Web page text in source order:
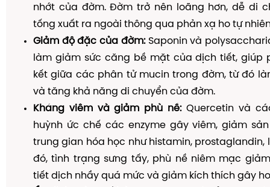
nhớt của đờm. Đờm trở nên loãng hơn, dễ di
tống xuất ra ngoài thông qua phản xạ ho tự
Giảm độ đặc của đờm:Saponin và
làm giảm sức căng bề mặt của dịch tiết, giúp
kết giữa các phân tử mucin trong đờm, từ đó
và tăng khả năng di chuyển của đờm.
Kháng viêm và giảm phù nề:Quercetin và
huỳnh ức chế các enzyme gây viêm, giảm
trung gian hóa học như histamin, prostaglandin,
đó, tình trạng sưng tấy, phù nề niêm mạc
tiết dịch nhầy quá mức và giảm kích thích gây